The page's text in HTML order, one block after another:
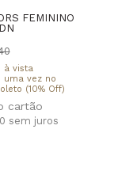
FEMININO
à vista
uma vez no
(10% Off)
sem juros